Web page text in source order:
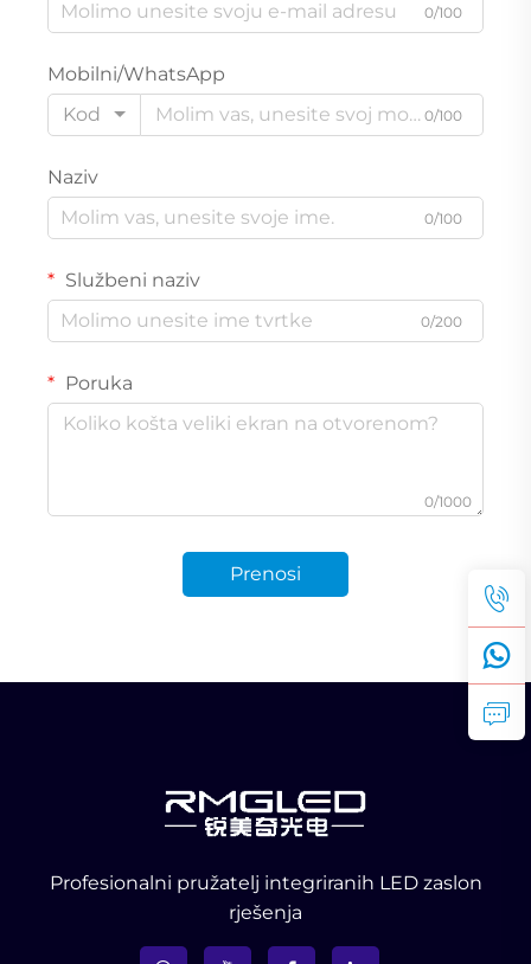
0/100
Mobilni/WhatsApp
Kod
0/100
Naziv
0/100
Službeni naziv
0/200
Poruka
0/1000
Prenosi
Profesionalni pružatelj integriranih LED zaslon
rješenja